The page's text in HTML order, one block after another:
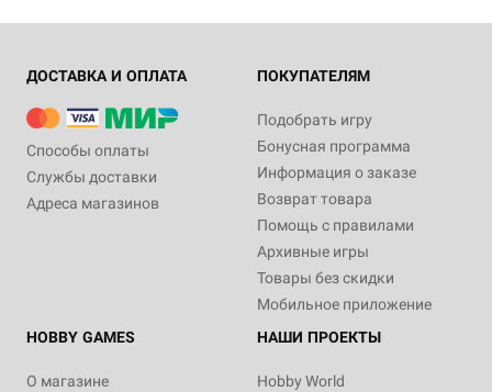
ДОСТАВКА И ОПЛАТА
Способы оплаты
Службы доставки
Адреса магазинов
ПОКУПАТЕЛЯМ
Подобрать игру
Бонусная программа
Информация о заказе
Возврат товара
Помощь с правилами
Архивные игры
Товары без скидки
Мобильное приложение
HOBBY GAMES
О магазине
НАШИ ПРОЕКТЫ
Hobby World